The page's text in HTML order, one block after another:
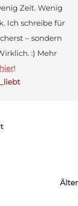
Zeit. Wenig
Ich schreibe für
– sondern
:) Mehr
hier!
Älter